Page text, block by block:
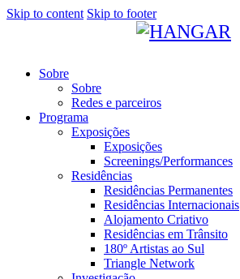
Skip to content Skip to footer
Sobre
Sobre
Redes e parceiros
Programa
Exposições
Exposições
Screenings/Performances
Residências
Residências Permanentes
Residências Internacionais
Alojamento Criativo
Residências em Trânsito
180º Artistas ao Sul
Triangle Network